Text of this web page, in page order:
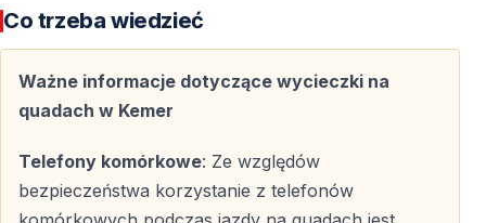
Sprzęt ochronny
Jazda w grupie pod opieką profesjonalnych
Dzięki temu wycieczka przebiega w komfortowych i
bezpiecznych warunkach.
Co trzeba wiedzieć
Ważne informacje dotyczące wycieczki na
quadach w Kemer
Telefony komórkowe: Ze względów
bezpieczeństwa korzystanie z telefonów